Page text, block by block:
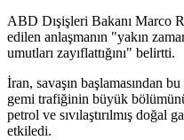
ABD Dışişleri Bakanı Marco
edilen anlaşmanın "yakın
umutları zayıflattığını" belirtti.
İran, savaşın başlamasından
gemi trafiğinin büyük
petrol ve sıvılaştırılmış doğal
etkiledi.